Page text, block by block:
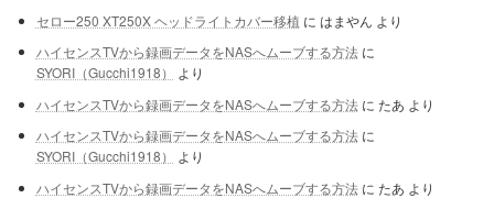
セロー250 XT250X ヘッドライトカバー移植 に はまやん より
ハイセンスTVから録画データをNASへムーブする方法に
SYORI（Gucchi1918）
より
ハイセンスTVから録画データをNASへムーブする方法に たあ より
ハイセンスTVから録画データをNASへムーブする方法に
SYORI（Gucchi1918）
より
ハイセンスTVから録画データをNASへムーブする方法に たあ より